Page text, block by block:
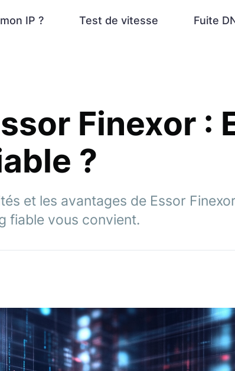
IP ? Test de vitesse Fuite
Finexor :
?
et les avantages de Essor
fiable vous convient.